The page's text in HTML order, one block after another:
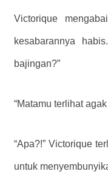
Victorique
kesabarannya
bajingan?”
“Matamu terlihat
“Apa?!” Victorique
untuk